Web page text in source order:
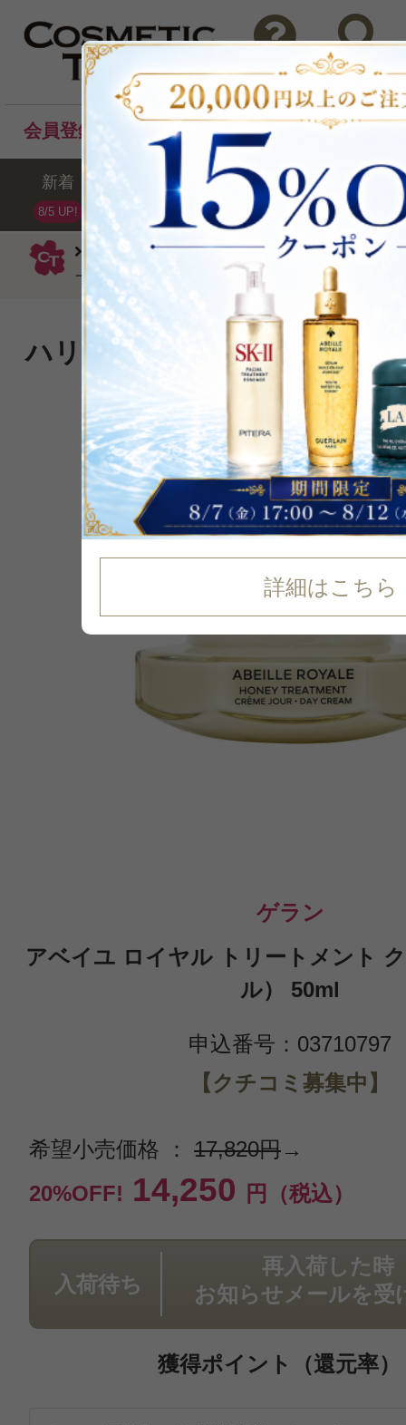
ゲラン クリーム
アベイユ ロイヤ
ーム(リフィル）50ml
問い合わせ 検索
会員登録後のお買い物でポイントプレゼント！
新着
8/5 UP!
セール ランキング ブ
詳細はこちら
ハリの源を守り、満たしなが
イクリーム
P可
20%
OFF
ゲラン
アベイユ ロイヤル トリートメント
ル） 50ml
申込番号：03710797
【クチコミ募集中】
希望小売価格 ： 17,820円→
20%OFF! 14,250 円（税込）
入荷待ち
再入荷した時
お知らせメールを受
獲得ポイント（還元率）